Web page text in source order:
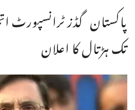
پاکستان گڈز ٹرانسپورٹ
تک ہڑتال کا اعلان